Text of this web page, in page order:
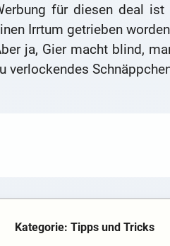
für diesen deal
Irrtum getrieben
ja, Gier macht blind,
verlockendes
Kategorie: Tipps und Tricks